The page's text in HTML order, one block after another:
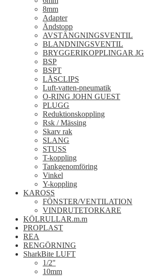
8mm
Adapter
Ändstopp
AVSTÄNGNINGSVENTIL
BLANDNINGSVENTIL
BRYGGERIKOPPLINGAR JG
BSP
BSPT
LÅSCLIPS
Luft-vatten-pneumatik
O-RING JOHN GUEST
PLUGG
Reduktionskoppling
Rsk / Mässing
Skarv rak
SLANG
STUSS
T-koppling
Tankgenomföring
Vinkel
Y-koppling
KAROSS
FÖNSTER/VENTILATION
VINDRUTETORKARE
KÖLRULLAR.m.m
PROPLAST
REA
RENGÖRNING
SharkBite LUFT
1/2"
10mm